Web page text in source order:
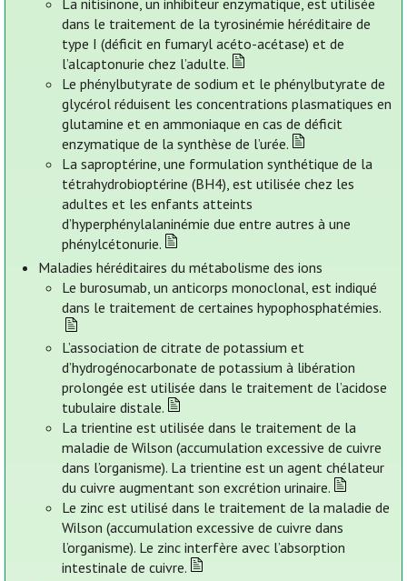
La nitisinone, un inhibiteur enzymatique, est utilisée
dans le traitement de la tyrosinémie héréditaire de
type I (déficit en fumaryl acéto-acétase) et de
l’alcaptonurie chez l’adulte.
Le phénylbutyrate de sodium et le phénylbutyrate de
glycérol réduisent les concentrations plasmatiques en
glutamine et en ammoniaque en cas de déficit
enzymatique de la synthèse de l’urée.
La saproptérine, une formulation synthétique de la
tétrahydrobioptérine (BH4), est utilisée chez les
adultes et les enfants atteints
d’hyperphénylalaninémie due entre autres à une
phénylcétonurie.
Maladies héréditaires du métabolisme des ions
Le burosumab, un anticorps monoclonal, est indiqué
dans le traitement de certaines hypophosphatémies.
L’association de citrate de potassium et
d’hydrogénocarbonate de potassium à libération
prolongée est utilisée dans le traitement de l’acidose
tubulaire distale.
La trientine est utilisée dans le traitement de la
maladie de Wilson (accumulation excessive de cuivre
dans l’organisme). La trientine est un agent chélateur
du cuivre augmentant son excrétion urinaire.
Le zinc est utilisé dans le traitement de la maladie de
Wilson (accumulation excessive de cuivre dans
l’organisme). Le zinc interfère avec l’absorption
intestinale de cuivre.